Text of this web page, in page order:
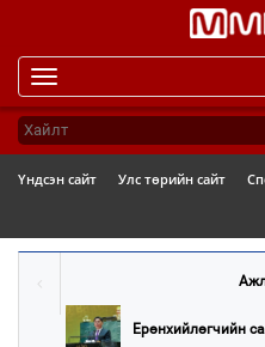
Үндсэн сайт Улс төрийн сайт
Ерөнхийлөгчийн